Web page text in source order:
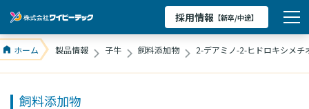
採用情報 【新卒/中途】
ホーム 製品情報 子牛 飼料添加物 2-デアミノ-2-ヒドロキシメチ
飼料添加物